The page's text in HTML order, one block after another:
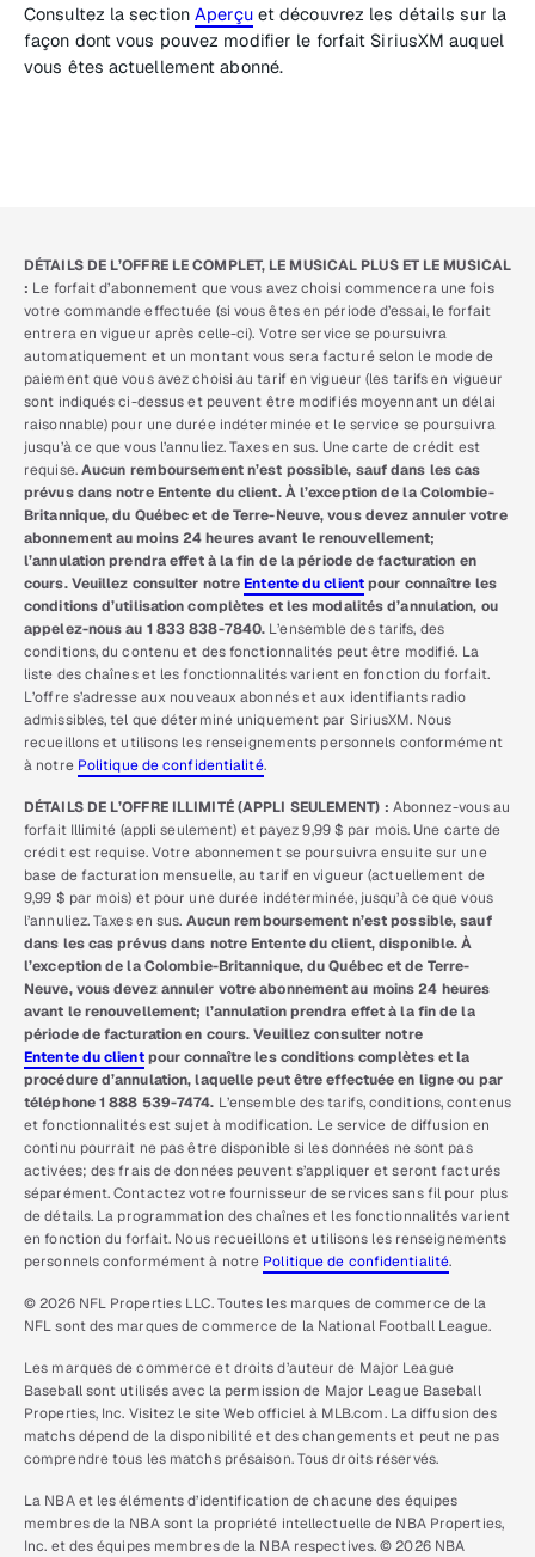
Consultez la sectionAperçuet découvrez les détails sur la
façon dont vous pouvez modifier le forfait SiriusXM auquel
vous êtes actuellement abonné.
DÉTAILS DE L’OFFRE LE COMPLET, LE MUSICAL PLUS ET LE MUSICAL
: Le forfait d’abonnement que vous avez choisi commencera une fois
votre commande effectuée (si vous êtes en période d’essai, le forfait
entrera en vigueur après celle-ci). Votre service se poursuivra
automatiquement et un montant vous sera facturé selon le mode de
paiement que vous avez choisi au tarif en vigueur (les tarifs en vigueur
sont indiqués ci-dessus et peuvent être modifiés moyennant un délai
raisonnable) pour une durée indéterminée et le service se poursuivra
jusqu’à ce que vous l’annuliez. Taxes en sus. Une carte de crédit est
requise.Aucun remboursement n’est possible, sauf dans les cas
prévus dans notre Entente du client. À l’exception de la Colombie-
Britannique, du Québec et de Terre-Neuve, vous devez annuler votre
abonnement au moins 24 heures avant le renouvellement;
l’annulation prendra effet à la fin de la période de facturation en
cours. Veuillez consulter notreEntente du clientpour connaître les
conditions d’utilisation complètes et les modalités d’annulation, ou
appelez-nous au 1 833 838-7840. L’ensemble des tarifs, des
conditions, du contenu et des fonctionnalités peut être modifié. La
liste des chaînes et les fonctionnalités varient en fonction du forfait.
L’offre s’adresse aux nouveaux abonnés et aux identifiants radio
admissibles, tel que déterminé uniquement par SiriusXM. Nous
recueillons et utilisons les renseignements personnels conformément
à notre Politique de confidentialité.
DÉTAILS DE L’OFFRE ILLIMITÉ (APPLI SEULEMENT) : Abonnez-vous au
forfait Illimité (appli seulement) et payez 9,99 $ par mois. Une carte de
crédit est requise. Votre abonnement se poursuivra ensuite sur une
base de facturation mensuelle, au tarif en vigueur (actuellement de
9,99 $ par mois) et pour une durée indéterminée, jusqu’à ce que vous
l’annuliez. Taxes en sus. Aucun remboursement n’est possible, sauf
dans les cas prévus dans notre Entente du client, disponible. À
l’exception de la Colombie-Britannique, du Québec et de Terre-
Neuve, vous devez annuler votre abonnement au moins 24 heures
avant le renouvellement; l’annulation prendra effet à la fin de la
période de facturation en cours. Veuillez consulter notre
Entente du clientpour connaître les conditions complètes et la
procédure d’annulation, laquelle peut être effectuée en ligne ou par
téléphone 1 888 539-7474. L’ensemble des tarifs, conditions, contenus
et fonctionnalités est sujet à modification. Le service de diffusion en
continu pourrait ne pas être disponible si les données ne sont pas
activées; des frais de données peuvent s’appliquer et seront facturés
séparément. Contactez votre fournisseur de services sans fil pour plus
de détails. La programmation des chaînes et les fonctionnalités varient
en fonction du forfait. Nous recueillons et utilisons les renseignements
personnels conformément à notre Politique de confidentialité.
© 2026 NFL Properties LLC. Toutes les marques de commerce de la
NFL sont des marques de commerce de la National Football League.
Les marques de commerce et droits d’auteur de Major League
Baseball sont utilisés avec la permission de Major League Baseball
Properties, Inc. Visitez le site Web officiel à MLB.com. La diffusion des
matchs dépend de la disponibilité et des changements et peut ne pas
comprendre tous les matchs présaison. Tous droits réservés.
La NBA et les éléments d’identification de chacune des équipes
membres de la NBA sont la propriété intellectuelle de NBA Properties,
Inc. et des équipes membres de la NBA respectives. © 2026 NBA